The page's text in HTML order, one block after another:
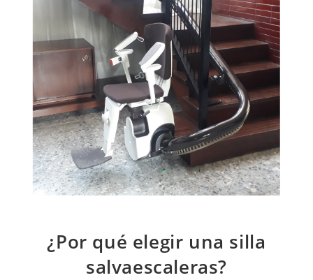
¿Por qué elegir una silla
salvaescaleras?